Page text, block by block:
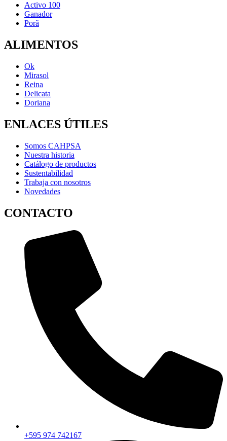
Activo 100
Ganador
Porã
ALIMENTOS
Ok
Mirasol
Reina
Delicata
Doriana
ENLACES ÚTILES
Somos CAHPSA
Nuestra historia
Catálogo de productos
Sustentabilidad
Trabaja con nosotros
Novedades
CONTACTO
+595 974 742167